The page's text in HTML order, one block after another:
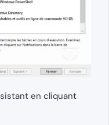
en cliquant